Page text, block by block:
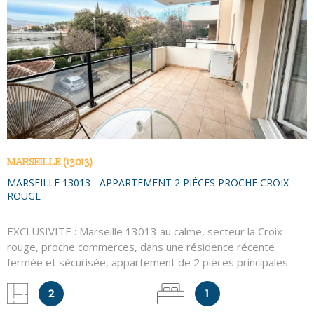
MARSEILLE (13013)
MARSEILLE 13013 - APPARTEMENT 2 PIÈCES PROCHE CROIX
ROUGE
EXCLUSIVITE : Marseille 13013 au calme, secteur la Croix
rouge, proche commerces, dans une résidence récente
fermée et sécurisée, appartement de 2 pièces principales
équipée ouvrant sur terrasse exposée Est. Chambre avec
placard et salle d'eau. WC indépendant. Place de parking
2 1
VOIR LE BIEN